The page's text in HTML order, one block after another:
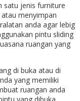
satu jenis furniture
menyimpan
anda agar lebig
pintu sliding
ruangan yang
di buka atau di
yang memiliki
ruangan anda